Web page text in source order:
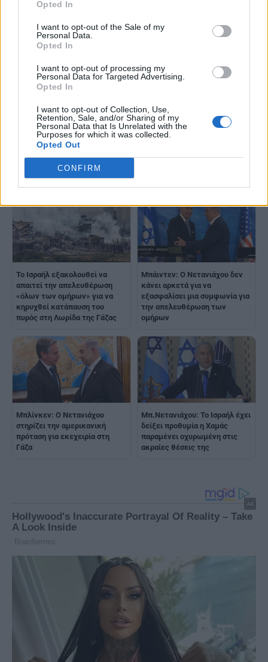
Opted In
I want to opt-out of the Sale of my
Personal Data.
Opted In
I want to opt-out of processing my
Personal Data for Targeted Advertising.
Opted In
I want to opt-out of Collection, Use,
Retention, Sale, and/or Sharing of my
Personal Data that Is Unrelated with the
Purposes for which it was collected.
Opted Out
CONFIRM
Ο Νετανιάχου τονίζει στο
τους αντιπάλους του Ισραήλ
στην περιοχή δεν τέλειωσε
κατάπαυση του πυρός
Ο Νετανιάχου προειδοποίησε
τη Χαμάς να μην βλάψει τους
ομήρους που κρατά
Ισραήλ: Συγγενείς ομήρων
κατοικίες υπουργών - Ζητούν
Το Ισραήλ εξακολουθεί να
απαιτεί την απελευθέρωση
«όλων των ομήρων» για να
κηρυχθεί κατάπαυση του
πυρός στη Λωρίδα της Γάζας
Μπάιντεν: Ο Νετανιάχου δεν
κάνει αρκετά για να
εξασφαλίσει μια συμφωνία για
την απελευθέρωση των
ομήρων
Μπλίνκεν: Ο Νετανιάχου
στηρίζει την αμερικανική
πρόταση για εκεχειρία στη
Γάζα
Μπ.Νετανιάχου: Το Ισραήλ έχει
δείξει προθυμία η Χαμάς
παραμένει οχυρωμένη στις
ακραίες θέσεις της